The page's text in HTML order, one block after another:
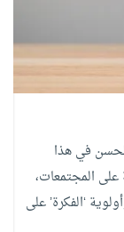
في هذا
على المجتمعات،
‘الفكرة’ على